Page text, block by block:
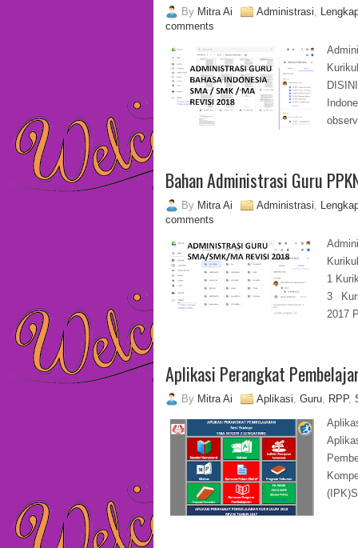
By Mitra Ai Administrasi
comments
Bahan Administrasi Guru
By Mitra Ai Administrasi
comments
1
3
2017
Aplikasi Perangkat
By Mitra Ai Aplikasi Guru RPP,